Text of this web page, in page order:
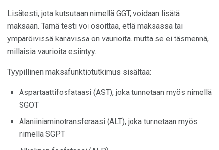
Lisätesti, jota kutsutaan nimellä GGT, voidaan lisätä
maksaan. Tämä testi voi osoittaa, että maksassa tai
ympäröivissä kanavissa on vaurioita, mutta se ei täsmennä,
millaisia ​​vaurioita esiintyy.
Tyypillinen maksafunktiotutkimus sisältää:
Aspartaattifosfataasi (AST), joka tunnetaan myös nimellä
SGOT
Alaniiniaminotransferaasi (ALT), joka tunnetaan myös
nimellä SGPT